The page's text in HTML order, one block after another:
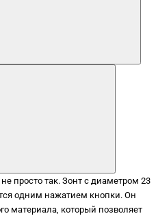
просто так. Зонт с диаметром 23
одним нажатием кнопки. Он
материала, который позволяет